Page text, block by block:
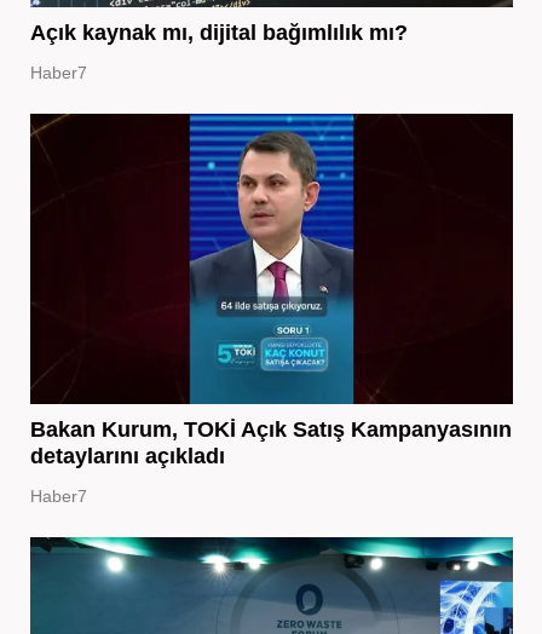
Açık kaynak mı, dijital bağımlılık mı?
Haber7
Bakan Kurum, TOKİ Açık Satış Kampanyasının
detaylarını açıkladı
Haber7